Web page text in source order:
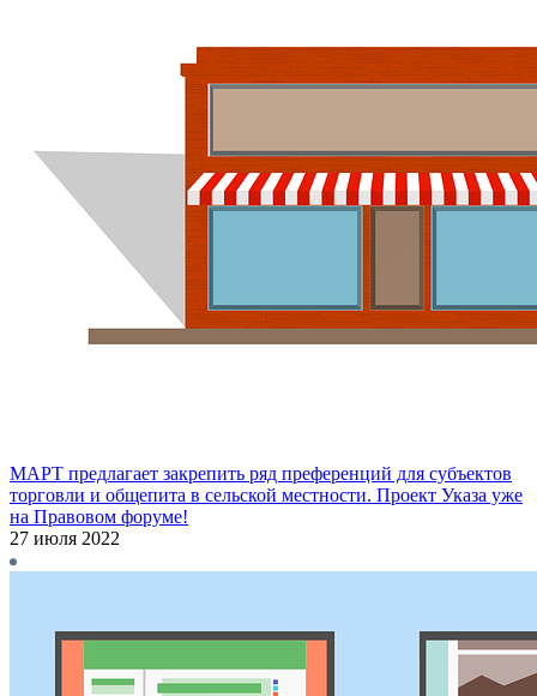
МАРТ предлагает закрепить ряд преференций для субъектов
торговли и общепита в сельской местности. Проект Указа уже
на Правовом форуме!
27 июля 2022